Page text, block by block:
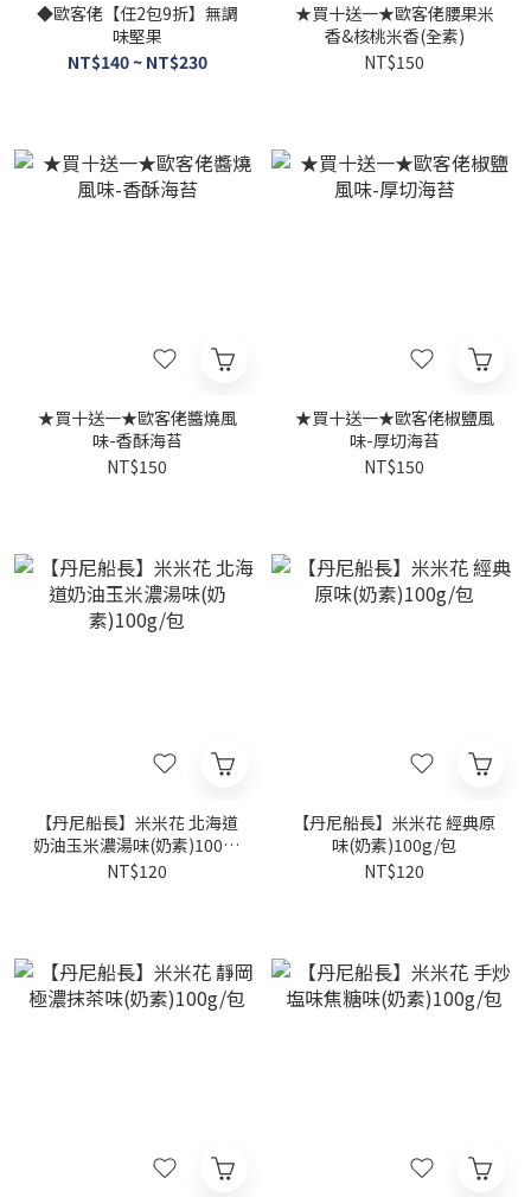
◆歐客佬【任2包9折】無調
味堅果
NT$140 ~ NT$230
★買十送一★歐客佬腰果米
香&核桃米香(全素)
NT$150
★買十送一★歐客佬醬燒風
味-香酥海苔
NT$150
★買十送一★歐客佬椒鹽風
味-厚切海苔
NT$150
【丹尼船長】米米花 北海道
奶油玉米濃湯味(奶素)100g/
包
NT$120
【丹尼船長】米米花 經典原
味(奶素)100g/包
NT$120